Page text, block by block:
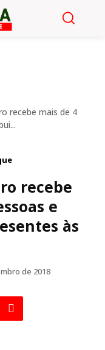
recebe mais de 4
recebe
e
às
de 2018